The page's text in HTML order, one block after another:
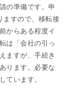
の準備です。申
ますので、移転後
からある程度イ
は「会社の引っ
ますが、手続き
ります。必要な
ています。